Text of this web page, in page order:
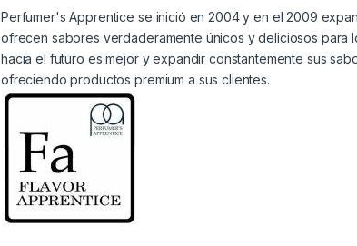
Perfumer's Apprentice se inició en 2004 y en el 2009
ofrecen sabores verdaderamente únicos y deliciosos para
hacia el futuro es mejor y expandir constantemente sus
ofreciendo productos premium a sus clientes.